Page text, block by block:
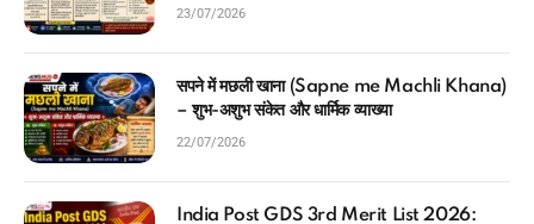
23/07/2026
सपने में मछली खाना (Sapne me Machli Khana)
– शुभ-अशुभ संकेत और धार्मिक व्याख्या
22/07/2026
India Post GDS 3rd Merit List 2026: